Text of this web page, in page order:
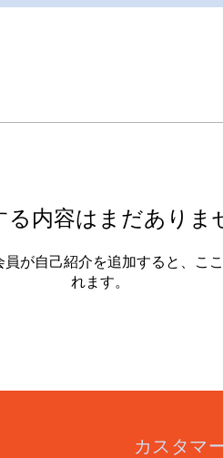
る内容はまだありま
員が自己紹介を追加すると、こ
れます。
カスタマ